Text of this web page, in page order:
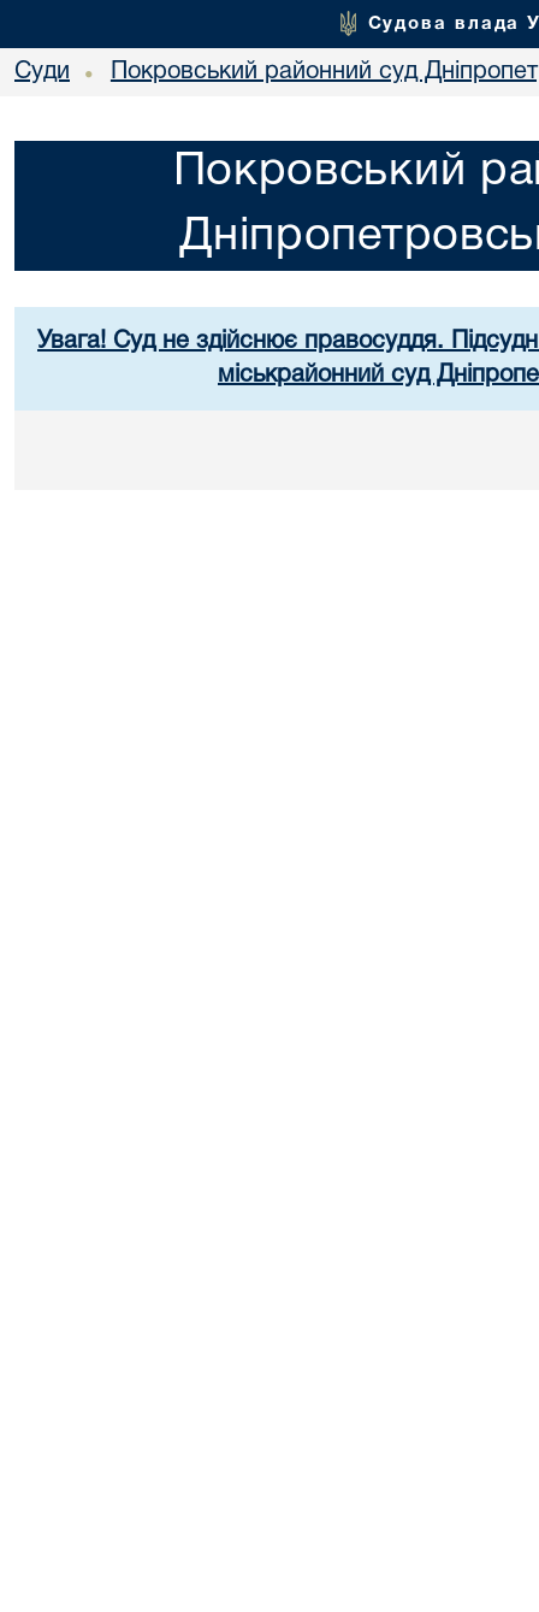
Судова влада
Суди • Покровський районний суд
Покровський
Увага! Суд не здійснює правосуддя.
міськрайонний суд